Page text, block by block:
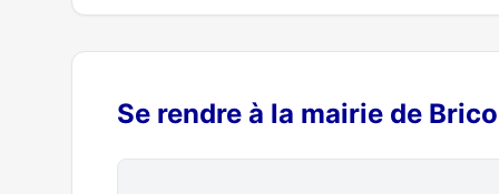
Se rendre à la mairie de